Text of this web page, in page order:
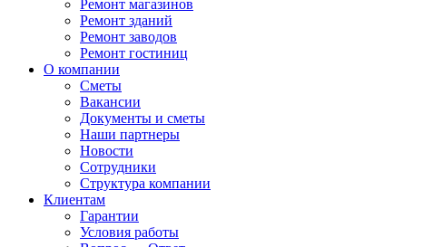
Ремонт магазинов
Ремонт зданий
Ремонт заводов
Ремонт гостиниц
О компании
Сметы
Вакансии
Документы и сметы
Наши партнеры
Новости
Сотрудники
Структура компании
Клиентам
Гарантии
Условия работы